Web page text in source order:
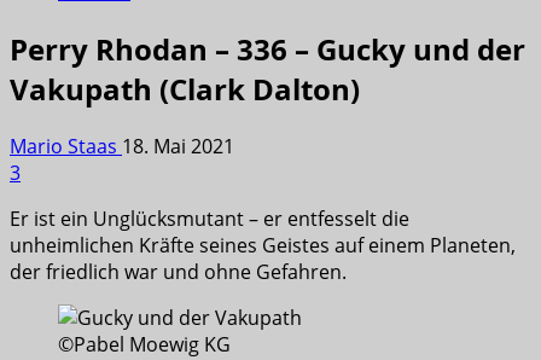
Perry Rhodan – 336 – Gucky und der
Vakupath (Clark Dalton)
Mario Staas 18. Mai 2021
3
Er ist ein Unglücksmutant – er entfesselt die
unheimlichen Kräfte seines Geistes auf einem Planeten,
der friedlich war und ohne Gefahren.
©Pabel Moewig KG